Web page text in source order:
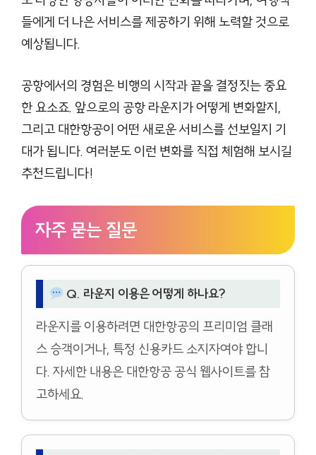
들에게 더 나은 서비스를 제공하기 위해 노력할 것으로
예상됩니다.
공항에서의 경험은 비행의 시작과 끝을 결정짓는 중요
한 요소죠. 앞으로의 공항 라운지가 어떻게 변화할지,
그리고 대한항공이 어떤 새로운 서비스를 선보일지 기
대가 됩니다. 여러분도 이런 변화를 직접 체험해 보시길
추천드립니다!
자주 묻는 질문
Q. 라운지 이용은 어떻게 하나요?
라운지를 이용하려면 대한항공의 프리미엄 클래
스 승객이거나, 특정 신용카드 소지자여야 합니
다. 자세한 내용은 대한항공 공식 웹사이트를 참
고하세요.